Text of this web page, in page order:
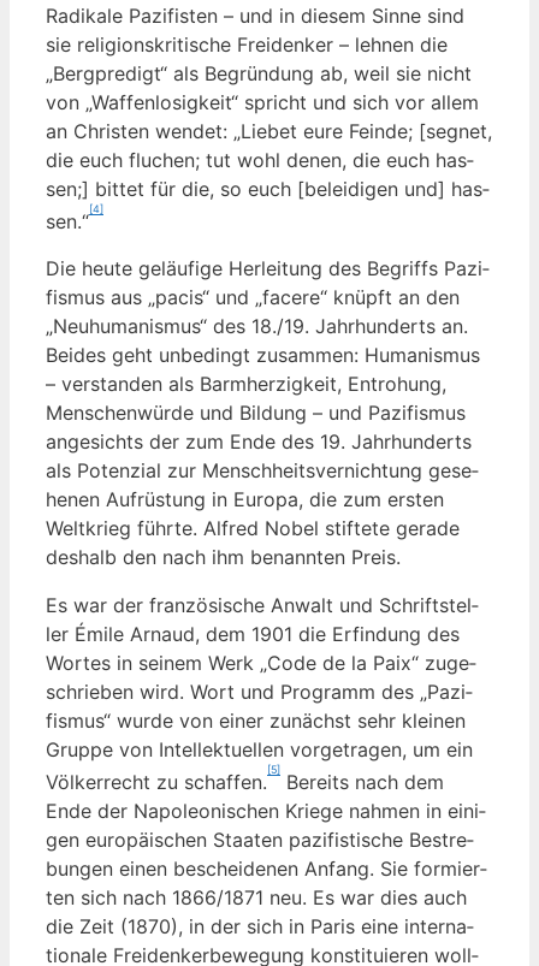
Radi­ka­le Pazi­fis­ten – und in die­sem Sin­ne sind
sie reli­gi­ons­kri­ti­sche Frei­den­ker – leh­nen die
„Berg­pre­digt“ als Begrün­dung ab, weil sie nicht
von „Waf­fen­lo­sig­keit“ spricht und sich vor allem
an Chris­ten wen­det: „Lie­bet eure Fein­de; [seg­net,
die euch flu­chen; tut wohl denen, die euch has­
sen;] bit­tet für die, so euch [belei­di­gen und] has­
sen.“
[4]
Die heu­te geläu­fi­ge Her­lei­tung des Begriffs Pazi­
fis­mus aus „pacis“ und „face­re“ knüpft an den
„Neu­hu­ma­nis­mus“ des 18./19. Jahr­hun­derts an.
Bei­des geht unbe­dingt zusam­men: Huma­nis­mus
– ver­stan­den als Barm­her­zig­keit, Ent­ro­hung,
Men­schen­wür­de und Bil­dung – und Pazi­fis­mus
ange­sichts der zum Ende des 19. Jahr­hun­derts
als Poten­zi­al zur Mensch­heits­ver­nich­tung gese­
he­nen Auf­rüs­tung in Euro­pa, die zum ers­ten
Welt­krieg führ­te. Alfred Nobel stif­te­te gera­de
des­halb den nach ihm benann­ten Preis.
Es war der fran­zö­si­sche Anwalt und Schrift­stel­
ler Émi­le Arnaud, dem 1901 die Erfin­dung des
Wor­tes in sei­nem Werk „Code de la Paix“ zuge­
schrie­ben wird. Wort und Pro­gramm des „Pazi­
fis­mus“ wur­de von einer zunächst sehr klei­nen
Grup­pe von Intel­lek­tu­el­len vor­ge­tra­gen, um ein
Völ­ker­recht zu schaf­fen.
[5]
Bereits nach dem
Ende der Napo­leo­ni­schen Krie­ge nah­men in eini­
gen euro­päi­schen Staa­ten pazi­fis­ti­sche Bestre­
bun­gen einen beschei­de­nen Anfang. Sie for­mier­
ten sich nach 1866/1871 neu. Es war dies auch
die Zeit (1870), in der sich in Paris eine inter­na­
tio­na­le Frei­den­ker­be­we­gung kon­sti­tu­ie­ren woll­